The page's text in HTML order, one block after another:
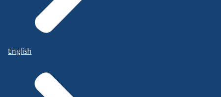
English